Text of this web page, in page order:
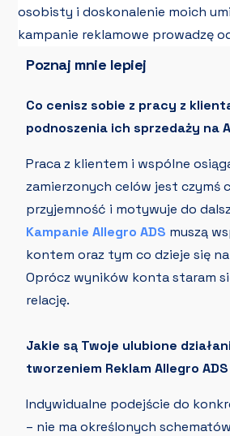
osobisty i doskonalenie moich
kampanie reklamowe prowadzę
Poznaj mnie lepiej
Co cenisz sobie z pracy z
podnoszenia ich sprzedaży na
Praca z klientem i wspólne
zamierzonych celów jest czymś
przyjemność i motywuje do
Kampanie Allegro ADS muszą
kontem oraz tym co dzieje się
Oprócz wyników konta staram
relację.
Jakie są Twoje ulubione
tworzeniem Reklam Allegro
Indywidualne podejście do
– nie ma określonych